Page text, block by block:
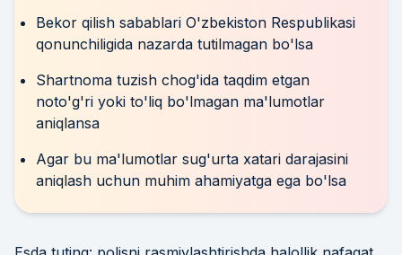
Bekor qilish sabablari O'zbekiston Respublikasi
qonunchiligida nazarda tutilmagan bo'lsa
Shartnoma tuzish chog'ida taqdim etgan
noto'g'ri yoki to'liq bo'lmagan ma'lumotlar
aniqlansa
Agar bu ma'lumotlar sug'urta xatari darajasini
aniqlash uchun muhim ahamiyatga ega bo'lsa